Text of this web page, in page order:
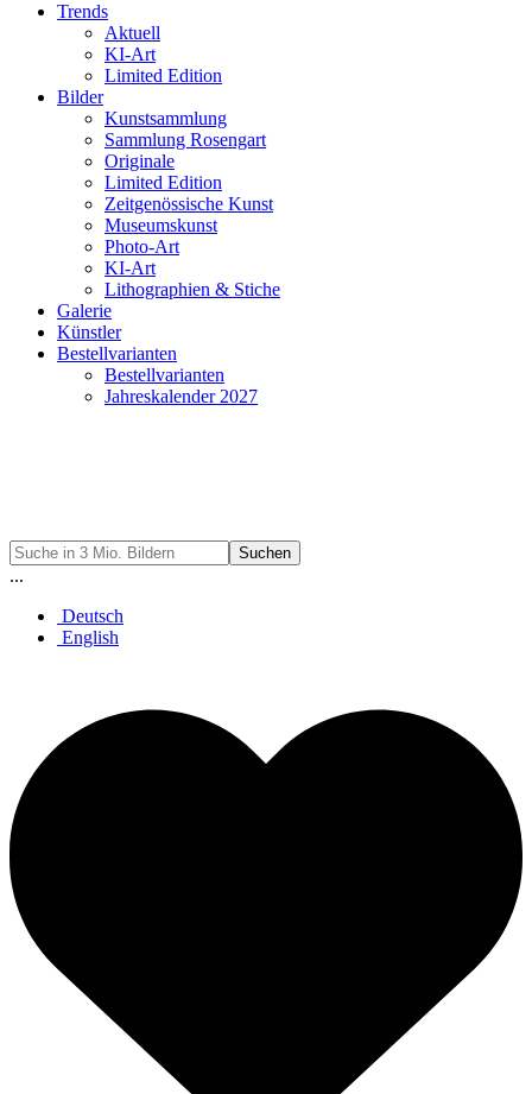
Trends
Aktuell
KI-Art
Limited Edition
Bilder
Kunstsammlung
Sammlung Rosengart
Originale
Limited Edition
Zeitgenössische Kunst
Museumskunst
Photo-Art
KI-Art
Lithographien & Stiche
Galerie
Künstler
Bestellvarianten
Bestellvarianten
Jahreskalender 2027
Suchen
...
Deutsch
English